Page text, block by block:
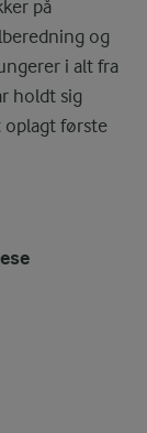
på
og
i alt fra
holdt sig
oplagt første